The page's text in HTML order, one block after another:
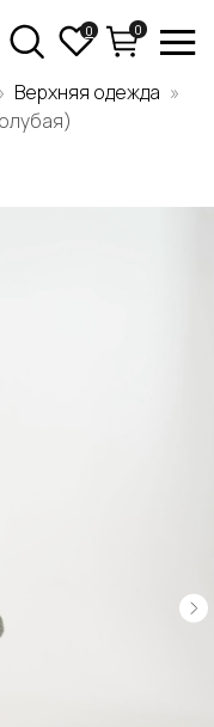
Верхняя одежда